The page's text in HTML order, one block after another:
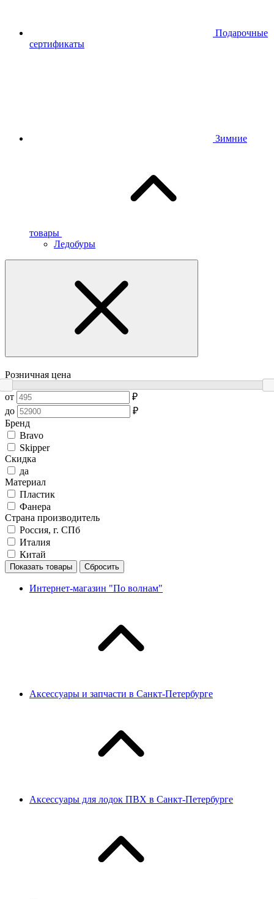
Подарочные
сертификаты
Зимние
товары
Ледобуры
Розничная цена
от
₽
до
₽
Бренд
Bravo
Skipper
Скидка
да
Материал
Пластик
Фанера
Страна производитель
Россия, г. СПб
Италия
Китай
Показать товары Сбросить
Интернет-магазин "По волнам"
Аксессуары и запчасти в Санкт-Петербурге
Аксессуары для лодок ПВХ в Санкт-Петербурге